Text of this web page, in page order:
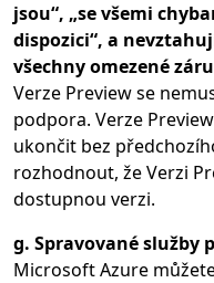
jsou“, „se všemi
dispozici“, a
všechny omezené
Verze Preview se
podpora. Verze
ukončit bez
rozhodnout, že Verzi
dostupnou verzi.
g. Spravované služby
Microsoft Azure